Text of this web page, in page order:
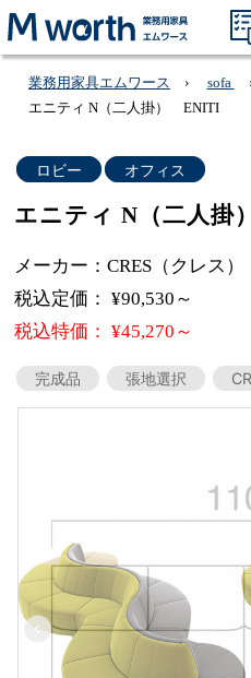
業務用家具エムワース
sofa
エニティ N（二人掛） ENITI
ロビー オフィス
エニティ N（二人
メーカー：CRES（クレス）
税込定価： ¥90,530～
税込特価： ¥45,270～
完成品 張地選択